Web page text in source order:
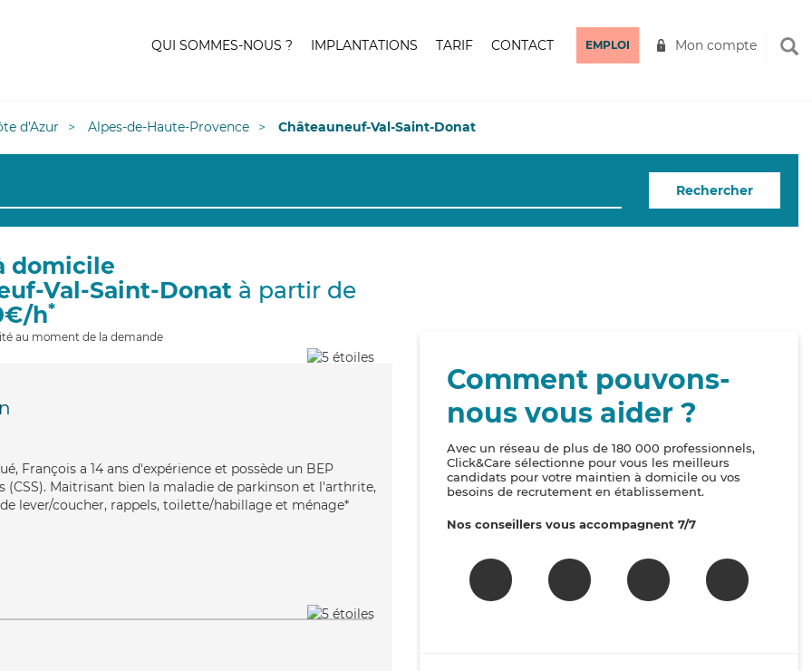
QUI SOMMES-NOUS ? IMPLANTATIONS TARIF CONTACT EMPLOI Mon compte
d'Azur Alpes-de-Haute-Provence Châteauneuf-Val-Saint-Donat
Rechercher
domicile
Val-Saint-Donat à partir de
h*
au moment de la demande
François a 14 ans d'expérience et possède un BEP
(CSS). Maitrisant bien la maladie de parkinson et l'arthrite,
lever/coucher, rappels, toilette/habillage et ménage*
Comment pouvons-
nous vous aider ?
Avec un réseau de plus de 180 000 professionnels,
Click&Care sélectionne pour vous les meilleurs
candidats pour votre maintien à domicile ou vos
besoins de recrutement en établissement.
Nos conseillers vous accompagnent 7/7